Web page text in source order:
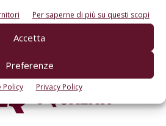
Per saperne di più su questi scopi
Accetta
Preferenze
Policy Privacy Policy